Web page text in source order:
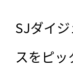
SJダイ
スをピッ